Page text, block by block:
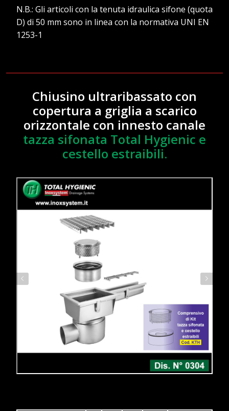
N.B.: Gli articoli con la tenuta idraulica sifone (quota
D) di 50 mm sono in linea con la normativa UNI EN
1253-1
Chiusino ultraribassato con
copertura a griglia a scarico
orizzontale con innesto canale
tazza sifonata Total Hygienic e
cestello estraibili.